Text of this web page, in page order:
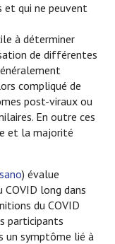
et qui ne peuvent
à déterminer
de différentes
compliqué de
post-viraux ou
En outre ces
et la majorité
) évalue
long dans
du COVID
participants
un symptôme lié à